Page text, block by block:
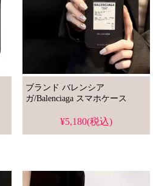
ブランド バレンシア
ガ/Balenciaga スマホケース
¥5,180(税込)